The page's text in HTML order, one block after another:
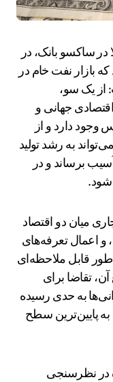
ساکسو بانک، در
بازار نفت خام در
از یک سو،
جهانی و
وجود دارد و از
به رشد تولید
آسیب برساند و در
شود.
میان دو اقتصاد
و اعمال تعرفه‌های
طور قابل ملاحظه‌ای
تقاضا برای
به حدی رسیده
پایین‌ترین سطح
در نظرسنجی